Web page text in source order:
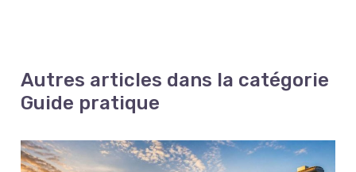
Autres articles dans la catégorie
Guide pratique